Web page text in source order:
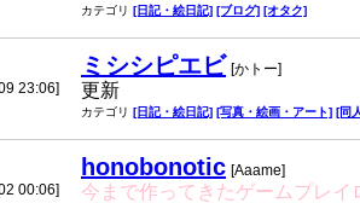
カテゴリ [日記・絵日記] [ブログ] [オタク]
23:06]
ミシシピエビ [かトー]
更新
カテゴリ [日記・絵日記] [写真・絵画・アート] [同
00:06]
honobonotic [Aaame]
今まで作ってきたゲームプレ